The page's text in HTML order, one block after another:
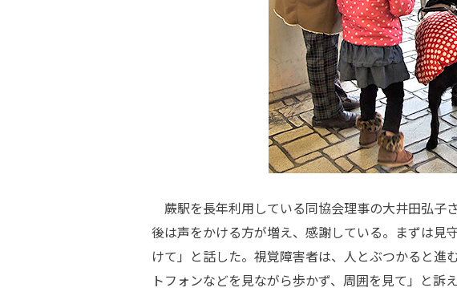
蕨駅を長年利用している同協会理事の大井田弘子
後は声をかける方が増え、感謝している。まずは見
けて」と話した。視覚障害者は、人とぶつかると進
トフォンなどを見ながら歩かず、周囲を見て」と訴え